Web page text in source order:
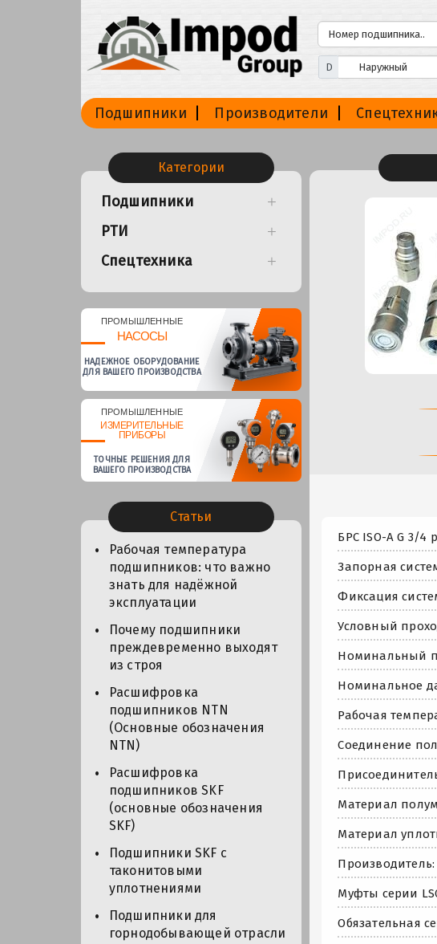
D
Подшипники Производители
Категории
Подшипники
РТИ
Спецтехника
ПРОМЫШЛЕННЫЕ
НАСОСЫ
НАДЕЖНОЕ ОБОРУДОВАНИЕ
ДЛЯ ВАШЕГО ПРОИЗВОДСТВА
ПРОМЫШЛЕННЫЕ
ИЗМЕРИТЕЛЬНЫЕ
ПРИБОРЫ
ТОЧНЫЕ РЕШЕНИЯ ДЛЯ
ВАШЕГО ПРОИЗВОДСТВА
Статьи
Рабочая температура
подшипников: что важно
знать для надёжной
эксплуатации
Почему подшипники
преждевременно выходят
из строя
Расшифровка
подшипников NTN
(Основные обозначения
NTN)
Расшифровка
подшипников SKF
(основные обозначения
SKF)
Подшипники SKF с
таконитовыми
уплотнениями
Подшипники для
горнодобывающей отрасли
БРС ISO-A G 3/4
Запорная
Фиксация
Условный
Номинальный
Номинальное
Рабочая
Соединение
Материал
Материал
Муфты серии
Обязательная